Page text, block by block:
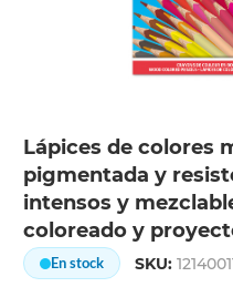
Lápices de colores
pigmentada y
intensos y
coloreado y
En stock SKU: